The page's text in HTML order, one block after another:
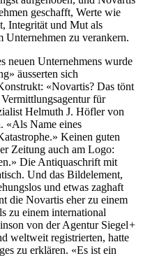
geschafft, Werte wie
Integrität und Mut als
Unternehmen zu verankern.
neuen Unternehmens wurde
äusserten sich
«Novartis? Das tönt
für
Helmuth J. Höfler von
«Als Name eines
Keinen guten
Zeitung auch am Logo:
Die Antiquaschrift mit
Und das Bildelement,
und etwas zaghaft
die Novartis eher zu einem
zu einem international
von der Agentur Siegel +
weltweit registrierten, hatte
zu erklären. «Es ist ein